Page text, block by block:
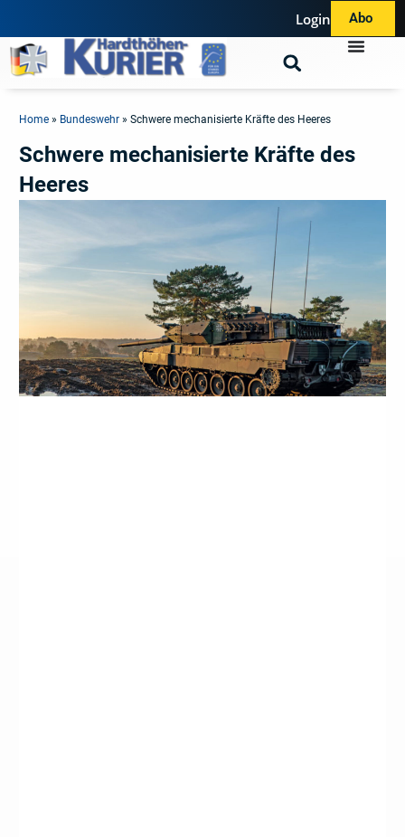
Login Abo
Home » Bundeswehr »Schwere mechanisierte Kräfte des Heeres
Schwere mechanisierte Kräfte des
Heeres